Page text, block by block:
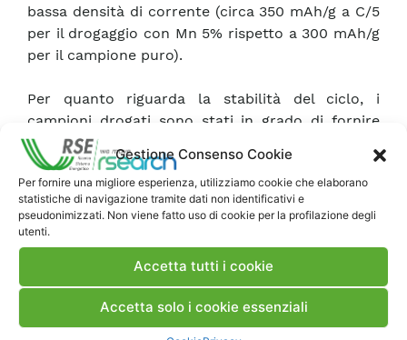
Gestione Consenso Cookie
Per fornire una migliore esperienza, utilizziamo cookie che elaborano
statistiche di navigazione tramite dati non identificativi e
pseudonimizzati. Non viene fatto uso di cookie per la profilazione degli
utenti.
Accetta tutti i cookie
Accetta solo i cookie essenziali
bassa densità di corrente (circa 350 mAh/g a C/5
per il drogaggio con Mn 5% rispetto a 300 mAh/g
per il campione puro).
Per quanto riguarda la stabilità del ciclo, i
campioni drogati sono stati in grado di fornire
129 mAh/g (Mn 10%) e 150 mAh/g (Mn 5%) a C/10
dopo 60 cicli.
Scarica Articolo ISI
Commenti